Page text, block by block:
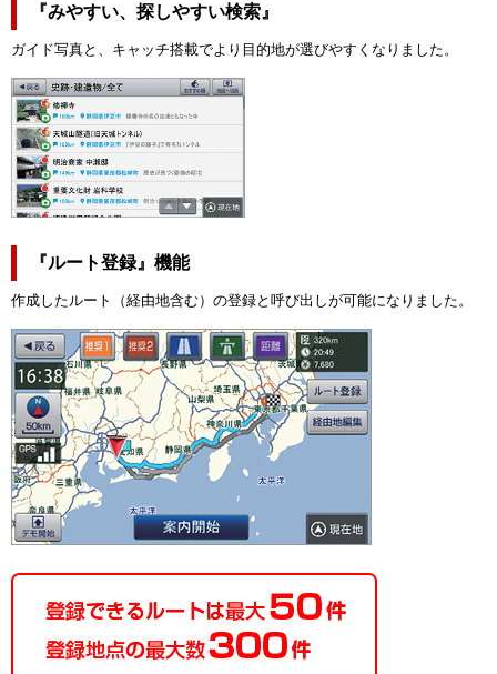
『みやすい、探しやすい検索』
ガイド写真と、キャッチ搭載でより目的地が選びやすくなりました。
『ルート登録』機能
作成したルート（経由地含む）の登録と呼び出しが可能になりました。